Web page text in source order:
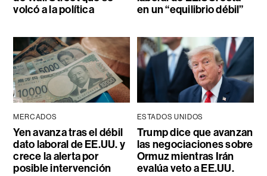
volcó a la política
en un “equilibrio débil”
MERCADOS
Yen avanza tras el débil
dato laboral de EE.UU. y
crece la alerta por
posible intervención
ESTADOS UNIDOS
Trump dice que avanzan
las negociaciones sobre
Ormuz mientras Irán
evalúa veto a EE.UU.